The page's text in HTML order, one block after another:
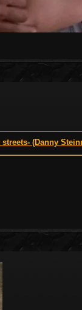
streets- (Danny